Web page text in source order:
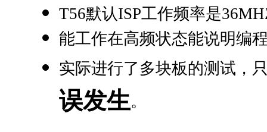
T56默认ISP工作频率是
能工作在高频状态能说明编
实际进行了多块板的测试，
误发生。